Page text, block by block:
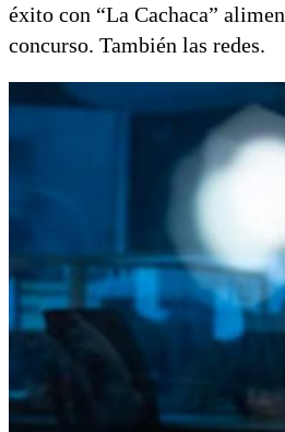
éxito con “La Cachaca”
concurso. También las redes.